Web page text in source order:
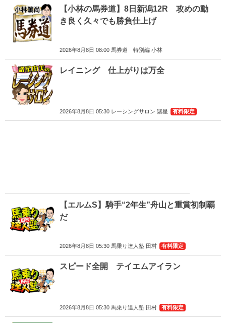
【小林の馬券道】8日新潟12R 攻めの動
き良く久々でも勝負仕上げ
2026年8月8日 08:00 馬券道 特別編 小林
レイニング 仕上がりは万全
2026年8月8日 05:30 レーシングサロン 諸星 有料限定
【エルムS】騎手“2年生”舟山と重賞初制覇
だ
2026年8月8日 05:30 馬乗り達人塾 田村 有料限定
スピード全開 テイエムアイラン
2026年8月8日 05:30 馬乗り達人塾 田村 有料限定